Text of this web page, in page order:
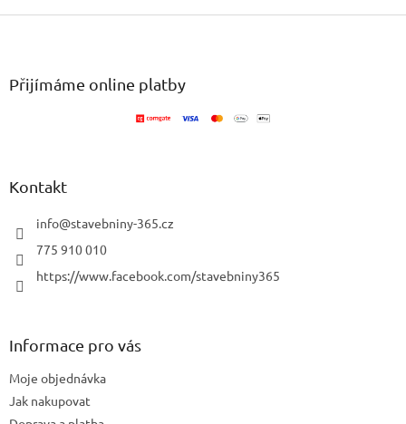
v
Z
Přijímáme online platby
Kontakt
info@stavebniny-365.cz
775 910 010
https://www.facebook.com/stavebniny365
Informace pro vás
Moje objednávka
Jak nakupovat